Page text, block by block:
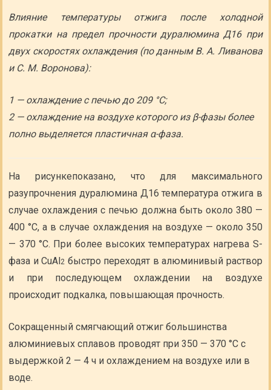
Влияние температуры отжига после холодной
прокатки на предел прочности дуралюмина Д16 при
двух скоростях охлаждения (по данным В. А. Ливанова
и С. М. Воронова):
1 — охлаждение с печью до 209 °С;
2 — охлаждение на воздухе которого из β-фазы более
полно выделяется пластичная α-фаза.
На рисункепоказано, что для максимального
разупрочнения дуралюмина Д16 температура отжига в
случае охлаждения с печью должна быть около 380 —
400 °С, а в случае охлаждения на воздухе — около 350
— 370 °С. При более высоких температурах нагрева S-
фаза и CuAl2 быстро переходят в алюминивый раствор
и при последующем охлаждении на воздухе
происходит подкалка, повышающая прочность.
Сокращенный смягчающий отжиг большинства
алюминиевых сплавов проводят при 350 — 370 °С с
выдержкой 2 — 4 ч и охлаждением на воздухе или в
воде.